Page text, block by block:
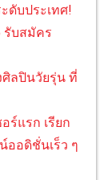
ดับประเทศ!
รับสมัคร
ศิลปินวัยรุ่น ที่
ร์แรก เรียก
ออดิชั่นเร็ว ๆ